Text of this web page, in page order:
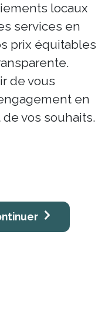
locaux
services en
prix équitables
de vous
en
vos souhaits.